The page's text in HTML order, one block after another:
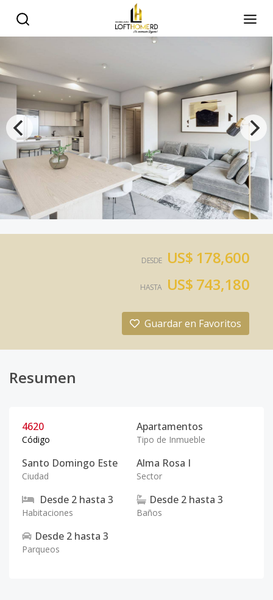
DESDE US$ 178,600
HASTA US$ 743,180
Guardar en Favoritos
Resumen
4620
Código
Apartamentos
Tipo de Inmueble
Santo Domingo Este
Ciudad
Alma Rosa I
Sector
Desde 2 hasta 3
Habitaciones
Desde 2 hasta 3
Baños
Desde 2 hasta 3
Parqueos